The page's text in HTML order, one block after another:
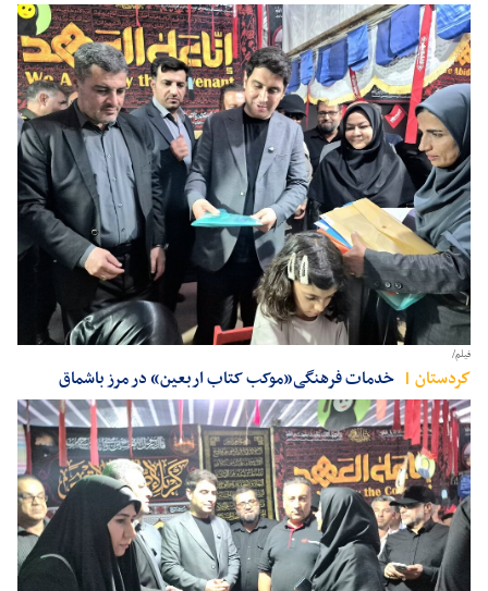
فیلم/
كردستان خدمات فرهنگی«موکب کتاب اربعین» در مرز باشماق